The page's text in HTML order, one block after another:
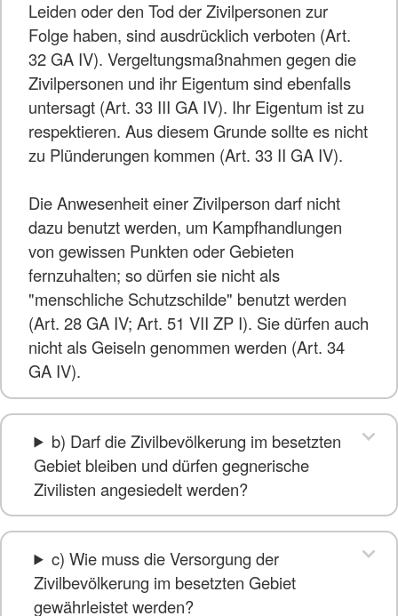
Leiden oder den Tod der Zivilpersonen zur
Folge haben, sind ausdrücklich verboten (Art.
32 GA IV). Vergeltungsmaßnahmen gegen die
Zivilpersonen und ihr Eigentum sind ebenfalls
untersagt (Art. 33 III GA IV). Ihr Eigentum ist zu
respektieren. Aus diesem Grunde sollte es nicht
zu Plünderungen kommen (Art. 33 II GA IV).
Die Anwesenheit einer Zivilperson darf nicht
dazu benutzt werden, um Kampfhandlungen
von gewissen Punkten oder Gebieten
fernzuhalten; so dürfen sie nicht als
"menschliche Schutzschilde" benutzt werden
(Art. 28 GA IV; Art. 51 VII ZP I). Sie dürfen auch
nicht als Geiseln genommen werden (Art. 34
GA IV).
b) Darf die Zivilbevölkerung im besetzten
Gebiet bleiben und dürfen gegnerische
Zivilisten angesiedelt werden?
c) Wie muss die Versorgung der
Zivilbevölkerung im besetzten Gebiet
gewährleistet werden?